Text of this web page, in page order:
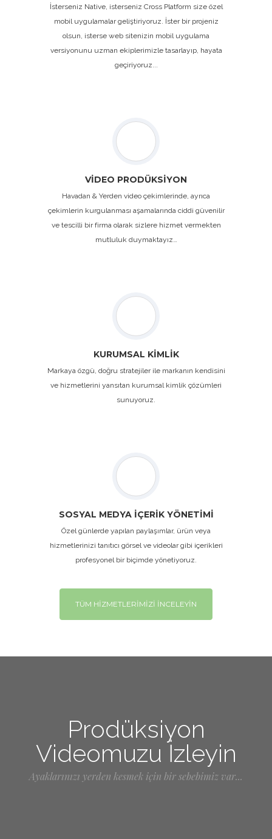
İsterseniz Native, isterseniz Cross Platform size özel
mobil uygulamalar geliştiriyoruz. İster bir projeniz
olsun, isterse web sitenizin mobil uygulama
versiyonunu uzman ekiplerimizle tasarlayıp, hayata
geçiriyoruz...
VİDEO PRODÜKSİYON
Havadan & Yerden video çekimlerinde, ayrıca
çekimlerin kurgulanması aşamalarında ciddi güvenilir
ve tescilli bir firma olarak sizlere hizmet vermekten
mutluluk duymaktayız…
KURUMSAL KİMLİK
Markaya özgü, doğru stratejiler ile markanın kendisini
ve hizmetlerini yansıtan kurumsal kimlik çözümleri
sunuyoruz.
SOSYAL MEDYA İÇERİK YÖNETİMİ
Özel günlerde yapılan paylaşımlar, ürün veya
hizmetlerinizi tanıtıcı görsel ve videolar gibi içerikleri
profesyonel bir biçimde yönetiyoruz.
TÜM HİZMETLERİMİZİ İNCELEYİN
Prodüksiyon
Videomuzu İzleyin
Ayaklarınızı yerden kesmek için bir sebebimiz var...